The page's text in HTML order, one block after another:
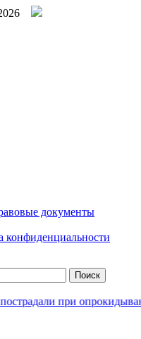
документы
конфиденциальности
опрокидывании